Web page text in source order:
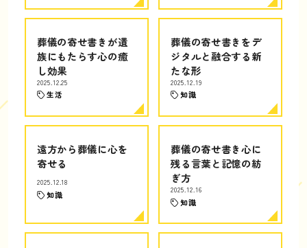
葬儀の寄せ書きが遺
族にもたらす心の癒
し効果
2025.12.25
生活
葬儀の寄せ書きをデ
ジタルと融合する新
たな形
2025.12.19
知識
遠方から葬儀に心を
寄せる
2025.12.18
知識
葬儀の寄せ書き心に
残る言葉と記憶の紡
ぎ方
2025.12.16
知識